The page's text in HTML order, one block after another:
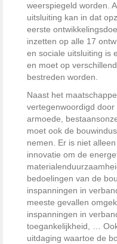
weerspiegeld worden.
uitsluiting kan in dat
eerste
inzetten op alle 17
en sociale uitsluiting is
en moet op
bestreden worden.
Naast het
vertegenwoordigd
armoede,
moet ook de
nemen. Er is niet
innovatie om de
bedoelingen van de
inspanningen in
meeste gevallen
inspanningen in
toegankelijkheid, …
uitdaging waartoe de